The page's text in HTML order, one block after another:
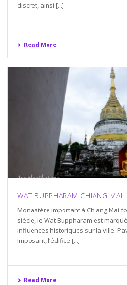
discret, ainsi [...]
Read More
WAT BUPPHARAM CHIANG
Monastère important à Chiang Mai
siècle, le Wat Buppharam est
influences historiques sur la ville.
Imposant, l’édifice [...]
Read More